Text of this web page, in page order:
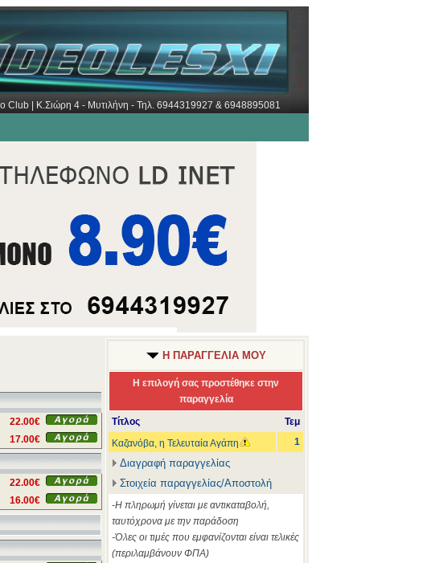
Club | Κ.Σιώρη 4 - Μυτιλήνη - Τηλ. 6944319927 & 6948895081
22.00€
17.00€
22.00€
16.00€
Η ΠΑΡΑΓΓΕΛΙΑ ΜΟΥ
Η επιλογή σας προστέθηκε στην
παραγγελία
Τίτλος
Τεμ
Καζανόβα, η Τελευταία Αγάπη
1
Διαγραφή παραγγελίας
Στοιχεία παραγγελίας/Αποστολή
-Η πληρωμή γίνεται με αντικαταβολή,
ταυτόχρονα με την παράδοση
-Όλες οι τιμές που εμφανίζονται είναι τελικές
(περιλαμβάνουν ΦΠΑ)